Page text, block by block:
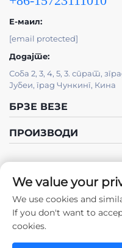
Е-маил:
[email protected]
Додајте:
Соба 2, 3, 4, 5, 3. спрат,
Јубеи, град Чункинг, Кина
БРЗЕ ВЕЗЕ
ПРОИЗВОДИ
We value your
We use cookies and
If you don't want to
cookies.